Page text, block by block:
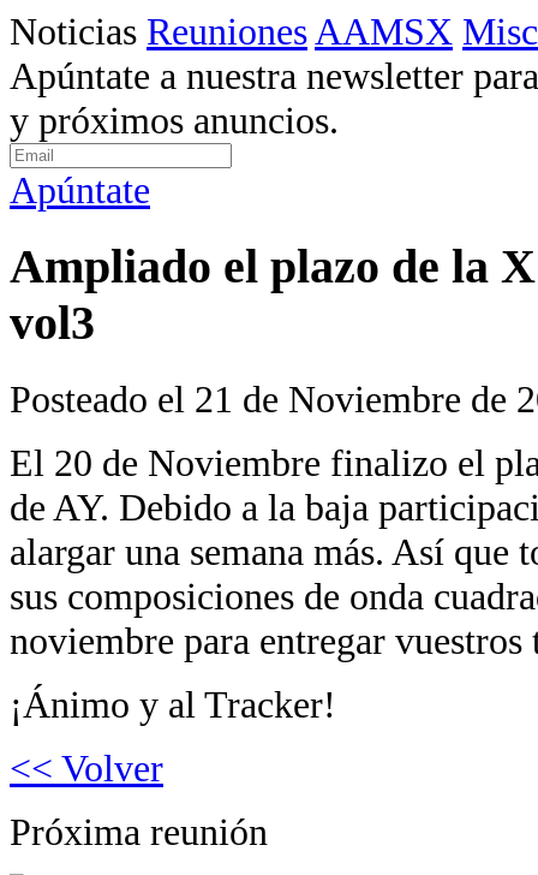
Noticias Reuniones AAMSX
Apúntate a nuestra newsletter
y próximos anuncios.
Apúntate
Ampliado el plazo de la
vol3
Posteado el 21 de Noviembre de
El 20 de Noviembre finalizo el
de AY. Debido a la baja
alargar una semana más. Así
sus composiciones de onda
noviembre para entregar vuestros
¡Ánimo y al Tracker!
<< Volver
Próxima reunión